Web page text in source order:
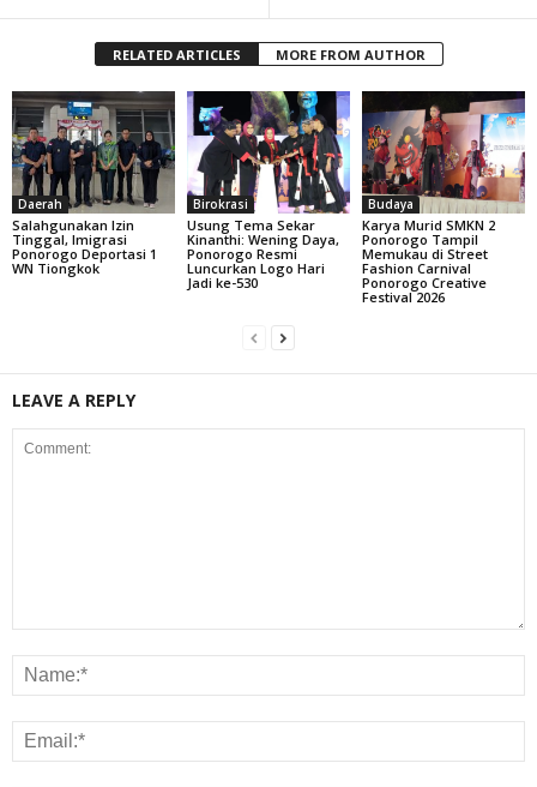
RELATED ARTICLES MORE FROM AUTHOR
Daerah
Salahgunakan Izin
Tinggal, Imigrasi
Ponorogo Deportasi 1
WN Tiongkok
Birokrasi
Usung Tema Sekar
Kinanthi: Wening Daya,
Ponorogo Resmi
Luncurkan Logo Hari
Jadi ke-530
Budaya
Karya Murid SMKN 2
Ponorogo Tampil
Memukau di Street
Fashion Carnival
Ponorogo Creative
Festival 2026
LEAVE A REPLY